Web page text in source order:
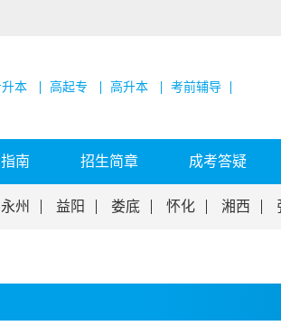
本 高起专 高升本 考前辅导
南 招生简章 成考答疑
永州 益阳 娄底 怀化 湘西